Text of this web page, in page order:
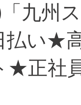
九州
払い★
★正社